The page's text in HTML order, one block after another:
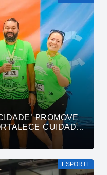
PROMOVE
CUIDADO
MEIO DA CORRIDA
ESPORTE